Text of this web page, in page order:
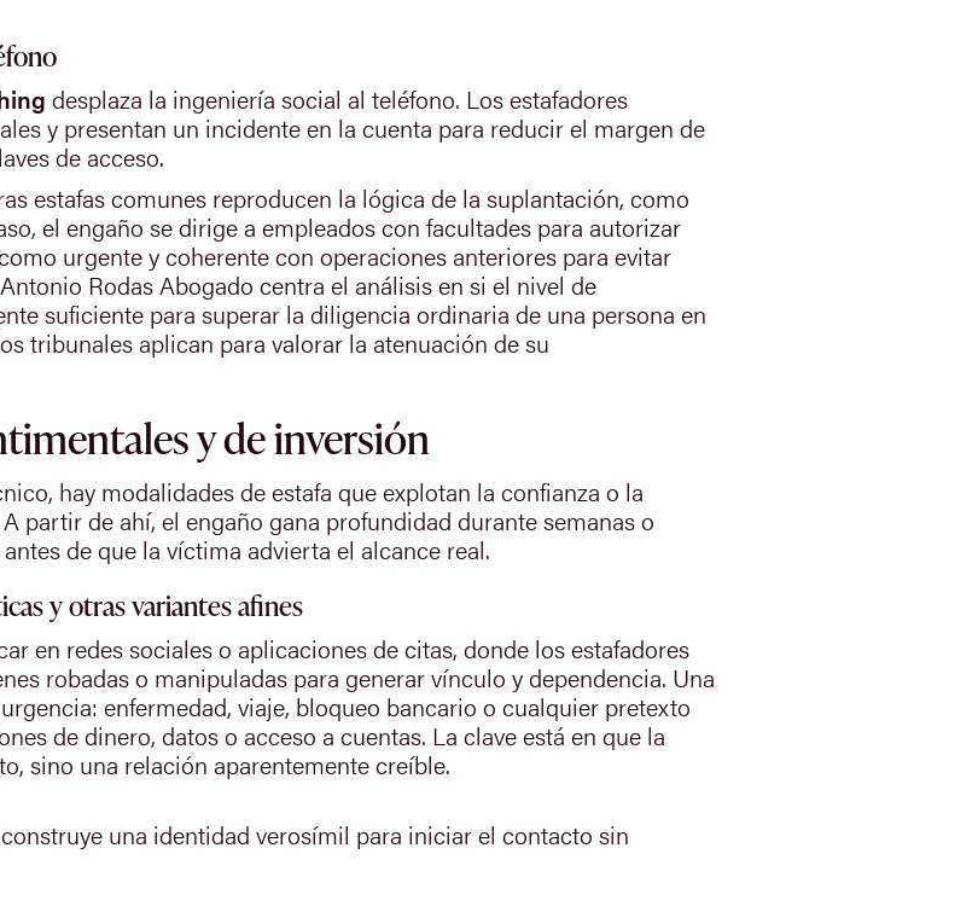
desplaza la ingeniería social al teléfono. Los estafadores
y presentan un incidente en la cuenta para reducir el margen de
de acceso.
estafas comunes reproducen la lógica de la suplantación, como
el engaño se dirige a empleados con facultades para autorizar
urgente y coherente con operaciones anteriores para evitar
Rodas Abogado centra el análisis en si el nivel de
suficiente para superar la diligencia ordinaria de una persona en
tribunales aplican para valorar la atenuación de su
y de inversión
hay modalidades de estafa que explotan la confianza o la
partir de ahí, el engaño gana profundidad durante semanas o
de que la víctima advierta el alcance real.
y otras variantes afines
en redes sociales o aplicaciones de citas, donde los estafadores
robadas o manipuladas para generar vínculo y dependencia. Una
enfermedad, viaje, bloqueo bancario o cualquier pretexto
de dinero, datos o acceso a cuentas. La clave está en que la
sino una relación aparentemente creíble.
una identidad verosímil para iniciar el contacto sin